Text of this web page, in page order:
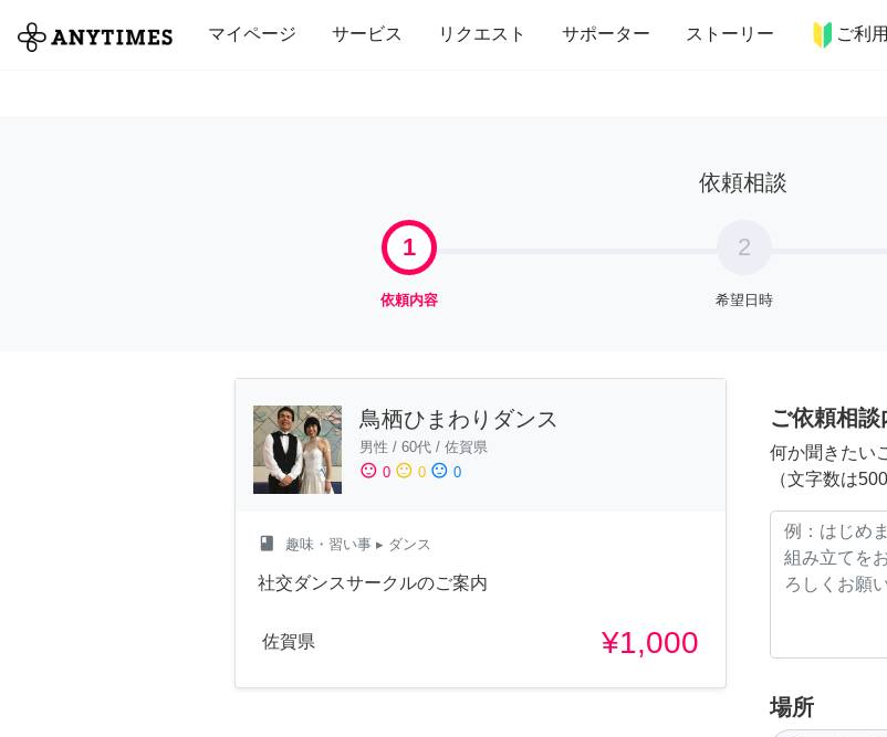
マイページ サービス リクエスト サポーター ストーリー ご利
全て 修理・組立 家事 引っ越し インテリア 趣味・習い事 ペット
依頼相談
1
依頼内容
2
希望日時
鳥栖ひまわりダンス
男性 / 60代 / 佐賀県
sentiment_satisfied 0 sentiment_neutral 0 sentiment_dissatisfied 0
class 趣味・習い事 ▸ ダンス
社交ダンスサークルのご案内
佐賀県 ¥1,000
ご依頼相談
何か聞きたい
（文字数は
場所